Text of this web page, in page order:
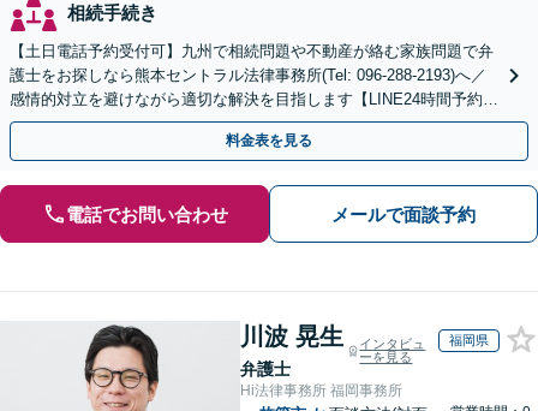
相続手続き
【土日電話予約受付可】九州で相続問題や不動産が絡む家族問題で弁
護士をお探しなら熊本セントラル法律事務所(Tel: 096-288-2193)へ／
感情的対立を避けながら適切な解決を目指します【LINE24時間予約受
付可】【休日・夜間相談可】
料金表を見る
電話でお問い合わせ メールで面談予約
川波 晃生
弁護士
インタビュ
ーを見る
福岡県
Hi法律事務所 福岡事務所